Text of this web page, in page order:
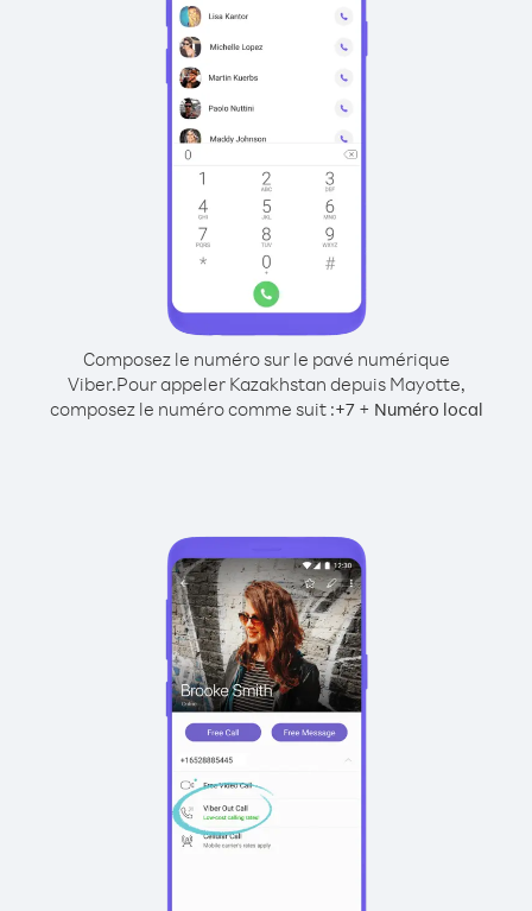
Composez le numéro sur le pavé numérique
Viber.Pour appeler Kazakhstan depuis Mayotte,
composez le numéro comme suit :+7+ Numéro local